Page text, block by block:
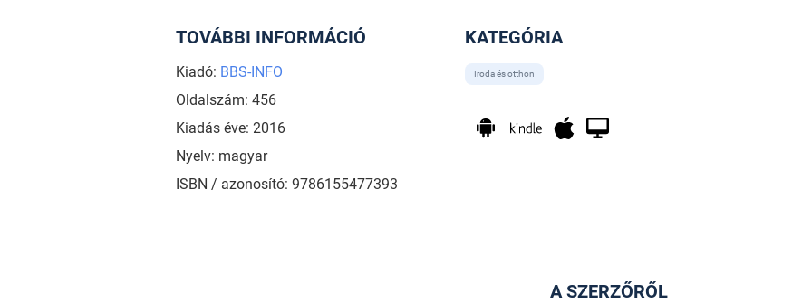
TOVÁBBI INFORMÁCIÓ
Kiadó: BBS-INFO
Oldalszám: 456
Kiadás éve: 2016
Nyelv: magyar
ISBN / azonosító: 9786155477393
KATEGÓRIA
Iroda és otthon
A SZERZŐRŐL